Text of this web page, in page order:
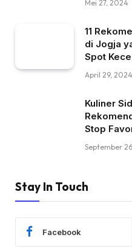
Mei 27, 2024
11
di Jogja
Spot
April 29, 2024
Kuliner
Stop
September
Stay In Touch
Facebook